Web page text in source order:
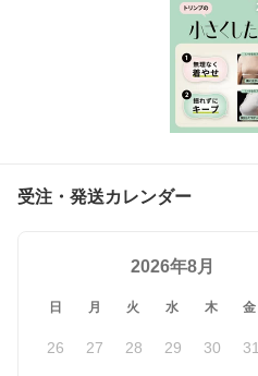
受注・発送カレンダー
2026年8月
日 月 火 水 木 金
26 27 28 29 30 31